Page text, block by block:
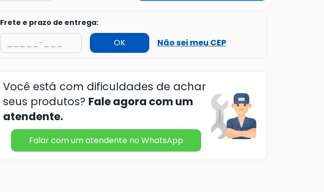
Frete e prazo de entrega:
OK Não sei meu CEP
Você está com dificuldades de achar
seus produtos? Fale agora com um
atendente.
Falar com um atendente no WhatsApp